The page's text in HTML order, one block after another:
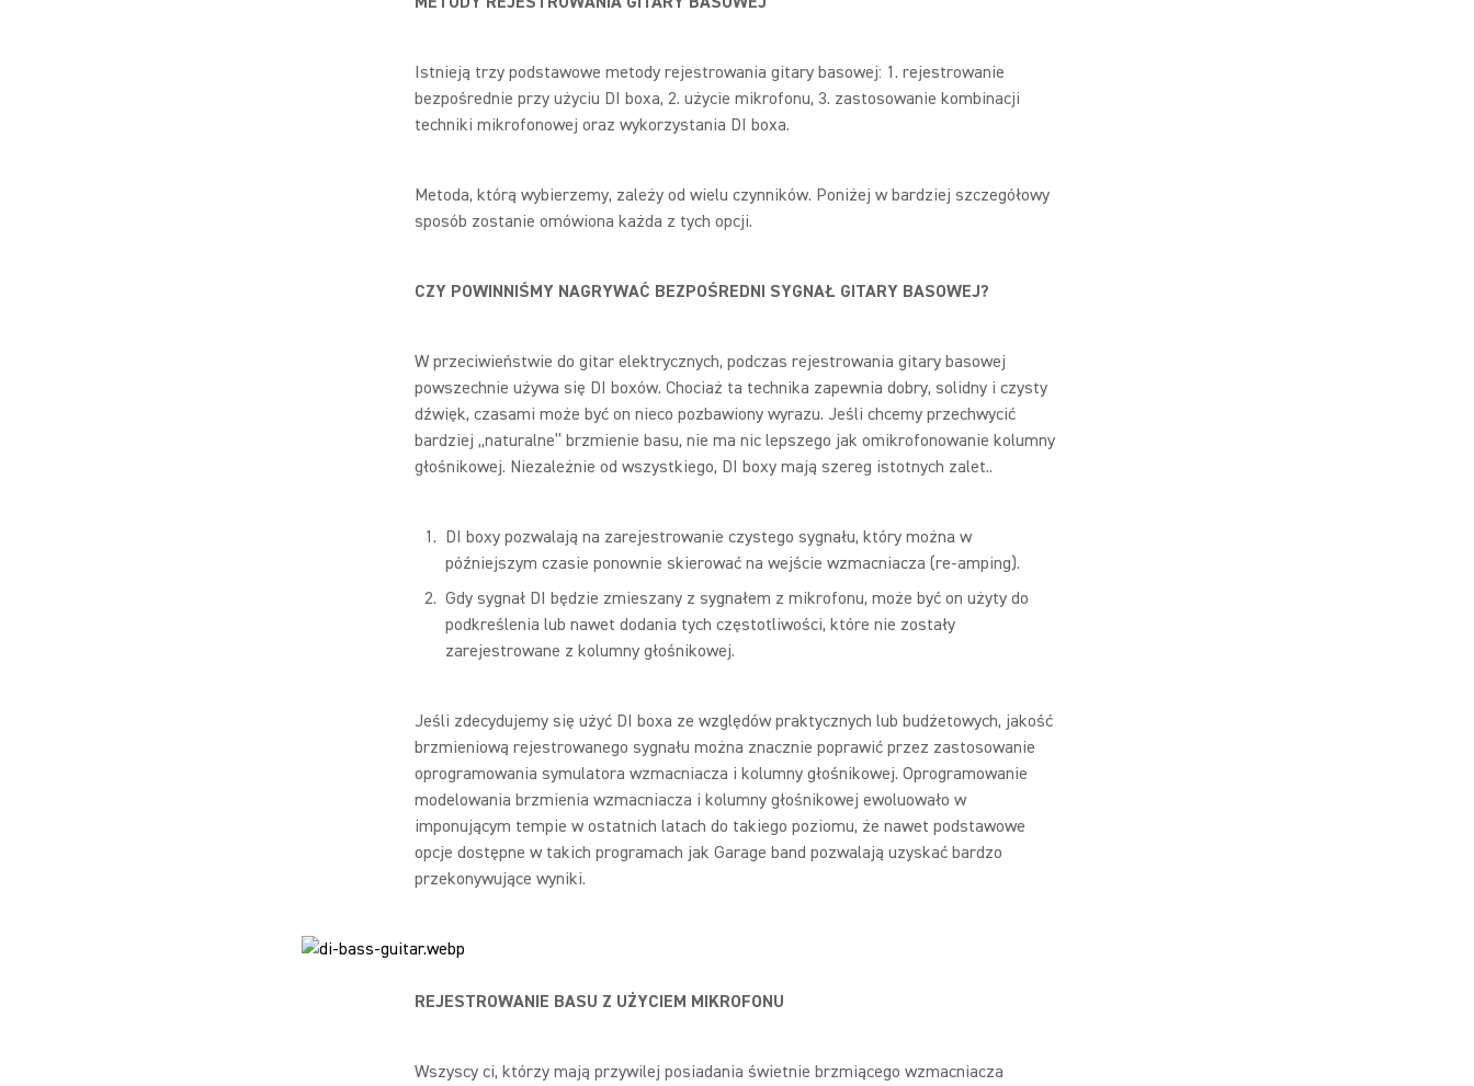
Istnieją trzy podstawowe metody rejestrowania gitary basowej: 1. rejestrowanie
bezpośrednie przy użyciu DI boxa, 2. użycie mikrofonu, 3. zastosowanie kombinacji
techniki mikrofonowej oraz wykorzystania DI boxa.
Metoda, którą wybierzemy, zależy od wielu czynników. Poniżej w bardziej szczegółowy
sposób zostanie omówiona każda z tych opcji.
CZY POWINNIŚMY NAGRYWAĆ BEZPOŚREDNI SYGNAŁ GITARY BASOWEJ?
W przeciwieństwie do gitar elektrycznych, podczas rejestrowania gitary basowej
powszechnie używa się DI boxów. Chociaż ta technika zapewnia dobry, solidny i czysty
dźwięk, czasami może być on nieco pozbawiony wyrazu. Jeśli chcemy przechwycić
bardziej „naturalne” brzmienie basu, nie ma nic lepszego jak omikrofonowanie kolumny
głośnikowej. Niezależnie od wszystkiego, DI boxy mają szereg istotnych zalet..
DI boxy pozwalają na zarejestrowanie czystego sygnału, który można w
późniejszym czasie ponownie skierować na wejście wzmacniacza (re-amping).
Gdy sygnał DI będzie zmieszany z sygnałem z mikrofonu, może być on użyty do
podkreślenia lub nawet dodania tych częstotliwości, które nie zostały
zarejestrowane z kolumny głośnikowej.
Jeśli zdecydujemy się użyć DI boxa ze względów praktycznych lub budżetowych, jakość
brzmieniową rejestrowanego sygnału można znacznie poprawić przez zastosowanie
oprogramowania symulatora wzmacniacza i kolumny głośnikowej. Oprogramowanie
modelowania brzmienia wzmacniacza i kolumny głośnikowej ewoluowało w
imponującym tempie w ostatnich latach do takiego poziomu, że nawet podstawowe
opcje dostępne w takich programach jak Garage band pozwalają uzyskać bardzo
przekonywujące wyniki.
REJESTROWANIE BASU Z UŻYCIEM MIKROFONU
Wszyscy ci, którzy mają przywilej posiadania świetnie brzmiącego wzmacniacza